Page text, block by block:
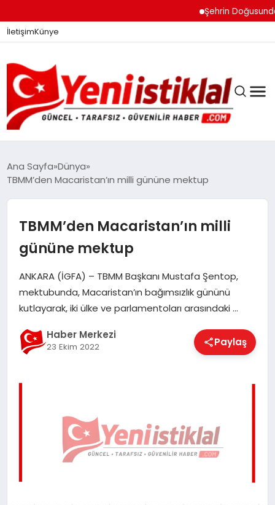
Şehrin
İletişimKünye
GÜNDEM
DÜNYA
EĞITIM
EKONOMI
MAGAZIN
Ana Sayfa Dünya
TBMM’den Macaristan’ın milli gününe mektup
TBMM’den Macaristan’ın milli
gününe mektup
ANKARA (İGFA) – TBMM Başkanı Mustafa Şentop,
mektubunda, Macaristan’ın bağımsızlık gününü
kutlayarak, iki ülke ve parlamentoları arasındaki …
Haber Merkezi
23 Ekim 2022 Paylaş